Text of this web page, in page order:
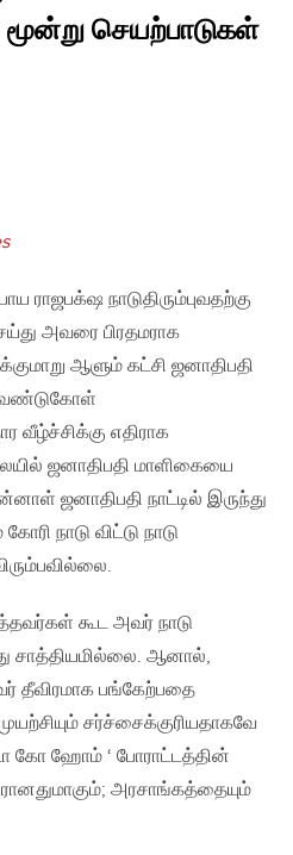
செயற்பாடுகள்
ராஜபக்‌ஷ நாடுதிரும்புவதற்கு
அவரை பிரதமராக
ஆளும் கட்சி ஜனாதிபதி
வீழ்ச்சிக்கு எதிராக
ஜனாதிபதி மாளிகையை
ஜனாதிபதி நாட்டில் இருந்து
நாடு விட்டு நாடு
கூட அவர் நாடு
சாத்தியமில்லை. ஆனால்,
தீவிரமாக பங்கேற்பதை
சர்ச்சைக்குரியதாகவே
கோ ஹோம் ‘ போராட்டத்தின்
அரசாங்கத்தையும்